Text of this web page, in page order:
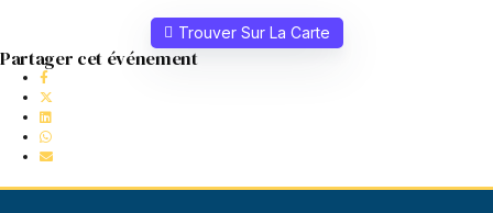
Trouver Sur La Carte
Partager cet événement